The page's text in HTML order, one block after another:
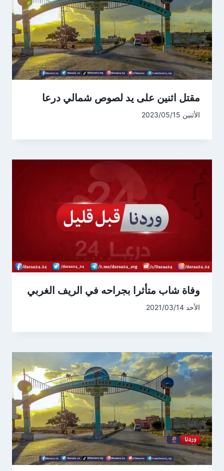
مقتل اثنين على يد لصوص شمالي درعا
الأثنين 2023/05/15
وفاة شاب متأثرا بجراحه في الريف الغربي
الأحد 2021/03/14